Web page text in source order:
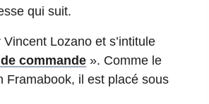
qui suit.
Lozano et s’intitule
commande». Comme le
il est placé sous